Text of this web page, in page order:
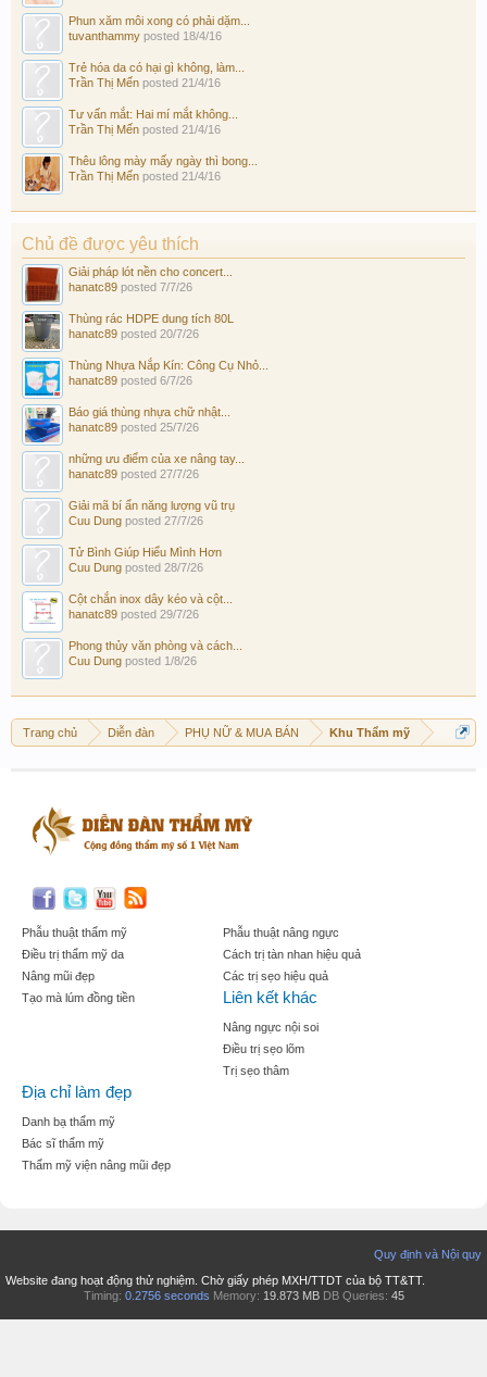
Phun xăm môi xong có phải dặm...
tuvanthammy posted 18/4/16
Trẻ hóa da có hại gì không, làm...
Trần Thị Mến posted 21/4/16
Tư vấn mắt: Hai mí mắt không...
Trần Thị Mến posted 21/4/16
Thêu lông mày mấy ngày thì bong...
Trần Thị Mến posted 21/4/16
Chủ đề được yêu thích
Giải pháp lót nền cho concert...
hanatc89 posted 7/7/26
Thùng rác HDPE dung tích 80L
hanatc89 posted 20/7/26
Thùng Nhựa Nắp Kín: Công Cụ Nhỏ...
hanatc89 posted 6/7/26
Báo giá thùng nhựa chữ nhật...
hanatc89 posted 25/7/26
những ưu điểm của xe nâng tay...
hanatc89 posted 27/7/26
Giải mã bí ẩn năng lượng vũ trụ
Cuu Dung posted 27/7/26
Tử Bình Giúp Hiểu Mình Hơn
Cuu Dung posted 28/7/26
Cột chắn inox dây kéo và cột...
hanatc89 posted 29/7/26
Phong thủy văn phòng và cách...
Cuu Dung posted 1/8/26
Trang chủ Diễn đàn PHỤ NỮ & MUA BÁN Khu Thẩm mỹ
Phẫu thuật thẩm mỹ
Điều trị thẩm mỹ da
Nâng mũi đẹp
Tạo mà lúm đồng tiền
Phẫu thuật nâng ngực
Cách trị tàn nhan hiệu quả
Các trị sẹo hiệu quả
Liên kết khác
Nâng ngực nội soi
Điều trị sẹo lõm
Trị sẹo thâm
Địa chỉ làm đẹp
Danh bạ thẩm mỹ
Bác sĩ thẩm mỹ
Thẩm mỹ viện nâng mũi đẹp
Quy định và Nội quy
Website đang hoạt động thử nghiệm. Chờ giấy phép MXH/TTDT của bộ TT&TT.
Timing: 0.2756 seconds Memory: 19.873 MB DB Queries: 45